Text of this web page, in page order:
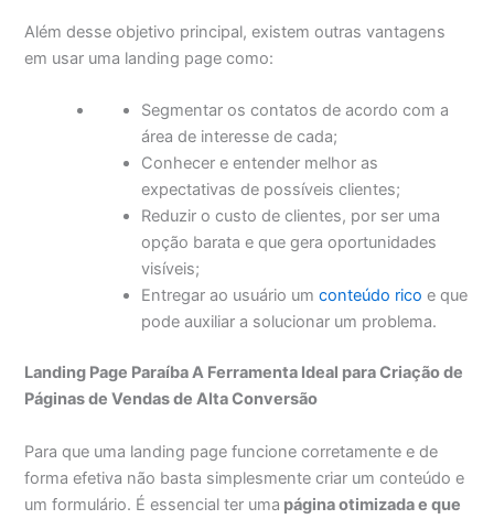
Além desse objetivo principal, existem outras vantagens
em usar uma landing page como:
Segmentar os contatos de acordo com a
área de interesse de cada;
Conhecer e entender melhor as
expectativas de possíveis clientes;
Reduzir o custo de clientes, por ser uma
opção barata e que gera oportunidades
visíveis;
Entregar ao usuário umconteúdo rico e que
pode auxiliar a solucionar um problema.
Landing Page Paraíba A Ferramenta Ideal para Criaçãode
Páginas de Vendas de Alta Conversão
Para que uma landing page funcione corretamente e de
forma efetiva não basta simplesmente criar um conteúdo e
um formulário. É essencial ter uma página otimizada e que